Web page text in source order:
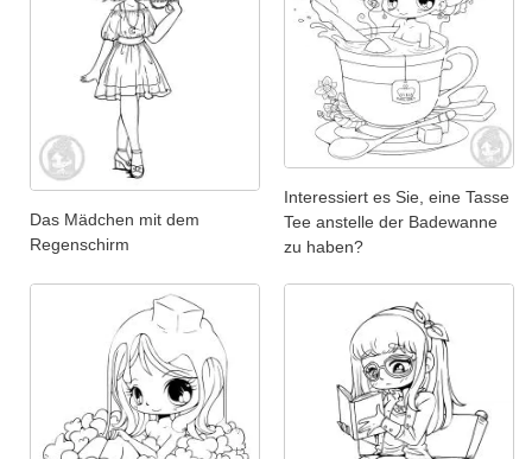
Das Mädchen mit dem
Regenschirm
Interessiert es Sie, eine Tasse
Tee anstelle der Badewanne
zu haben?